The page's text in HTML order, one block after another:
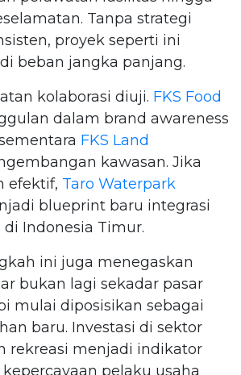
Tanpa strategi
proyek seperti ini
beban jangka panjang.
kolaborasi diuji. FKS Food
dalam brand awareness
FKS Land
kawasan. Jika
efektif, Taro Waterpark
blueprint baru integrasi
di Indonesia Timur.
ini juga menegaskan
bukan lagi sekadar pasar
mulai diposisikan sebagai
baru. Investasi di sektor
rekreasi menjadi indikator
pelaku usaha